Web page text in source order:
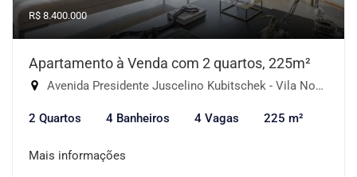
R$ 8.400.000
Apartamento à Venda com 2 quartos, 225m²
Avenida Presidente Juscelino Kubitschek - Vila Nova Conceição, São Paulo-SP
2 Quartos 4 Banheiros 4 Vagas 225 m²
Mais informações